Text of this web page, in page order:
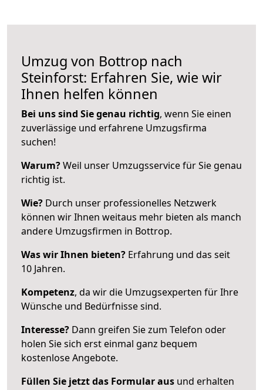
Umzug von Bottrop nach
Steinforst: Erfahren Sie, wie wir
Ihnen helfen können
Bei uns sind Sie genau richtig, wenn Sie einen
zuverlässige und erfahrene Umzugsfirma
suchen!
Warum?Weil unser Umzugsservice für Sie genau
richtig ist.
Wie? Durch unser professionelles Netzwerk
können wir Ihnen weitaus mehr bieten als manch
andere Umzugsfirmen in Bottrop.
Was wir Ihnen bieten? Erfahrung und das seit
10 Jahren.
Kompetenz, da wir die Umzugsexperten für Ihre
Wünsche und Bedürfnisse sind.
Interesse? Dann greifen Sie zum Telefon oder
holen Sie sich erst einmal ganz bequem
kostenlose Angebote.
Füllen Sie jetzt das Formular aus und erhalten